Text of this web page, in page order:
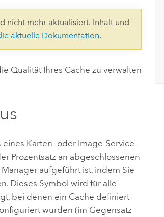
nicht mehr aktualisiert. Inhalt und
aktuelle Dokumentation.
Qualität Ihres Cache zu verwalten
Karten- oder Image-Service-
Prozentsatz an abgeschlossenen
Manager aufgeführt ist, indem Sie
Dieses Symbol wird für alle
bei denen ein Cache definiert
wurden (im Gegensatz